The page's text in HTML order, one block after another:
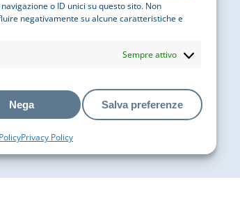
o ID unici su questo sito. Non
negativamente su alcune caratteristiche e
Sempre attivo
Nega Salva preferenze
Privacy Policy
su